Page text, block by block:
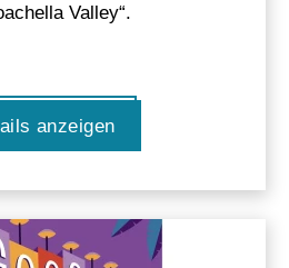
Valley“.
anzeigen